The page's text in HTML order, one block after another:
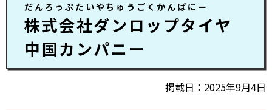
だんろっぷたいやちゅうごくかんぱにー
株式会社ダンロップタイヤ
中国カンパニー
掲載日 2025年9月4日